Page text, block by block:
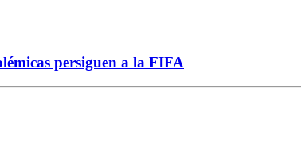
persiguen a la FIFA